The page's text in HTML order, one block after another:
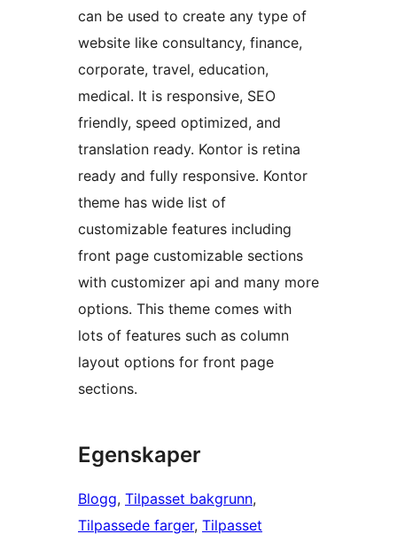
can be used to create any type of
website like consultancy, finance,
corporate, travel, education,
medical. It is responsive, SEO
friendly, speed optimized, and
translation ready. Kontor is retina
ready and fully responsive. Kontor
theme has wide list of
customizable features including
front page customizable sections
with customizer api and many more
options. This theme comes with
lots of features such as column
layout options for front page
sections.
Egenskaper
Blogg, Tilpasset bakgrunn
Tilpassede farger, Tilpasset